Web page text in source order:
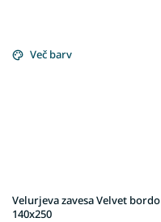
Več barv
Velurjeva zavesa Velvet bordo
140x250